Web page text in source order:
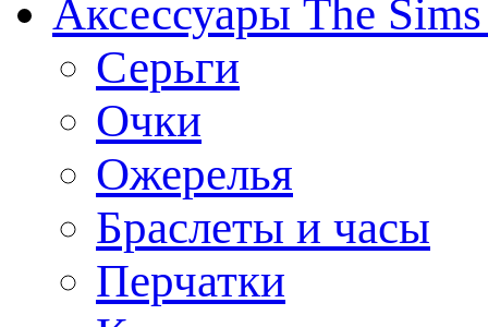
Аксессуары The
Серьги
Очки
Ожерелья
Браслеты и часы
Перчатки